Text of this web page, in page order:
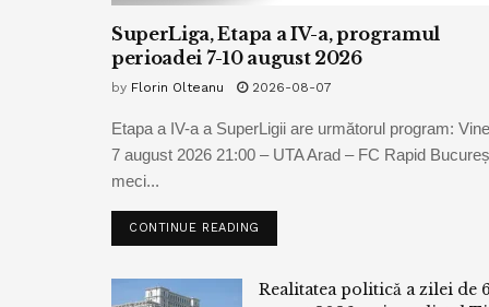
SuperLiga, Etapa a IV-a, programul
perioadei 7-10 august 2026
by Florin Olteanu 2026-08-07
Etapa a IV-a a SuperLigii are următorul program:
7 august 2026 21:00 – UTA Arad – FC Rapid
meci...
CONTINUE READING
Realitatea politică a zilei de 6